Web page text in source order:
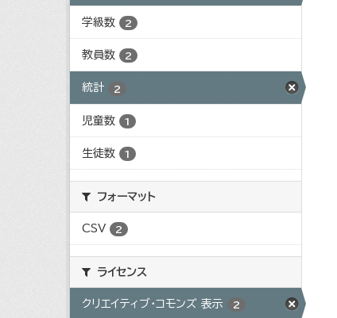
学級数 2
教員数 2
統計 2
児童数 1
生徒数 1
フォーマット
CSV 2
ライセンス
クリエイティブ・コモンズ 表示 2